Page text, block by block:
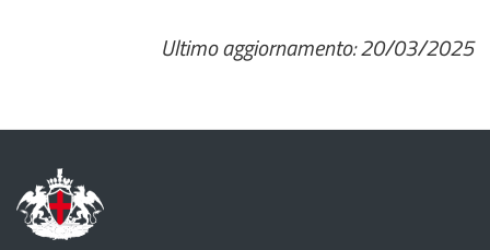
Ultimo aggiornamento: 20/03/2025